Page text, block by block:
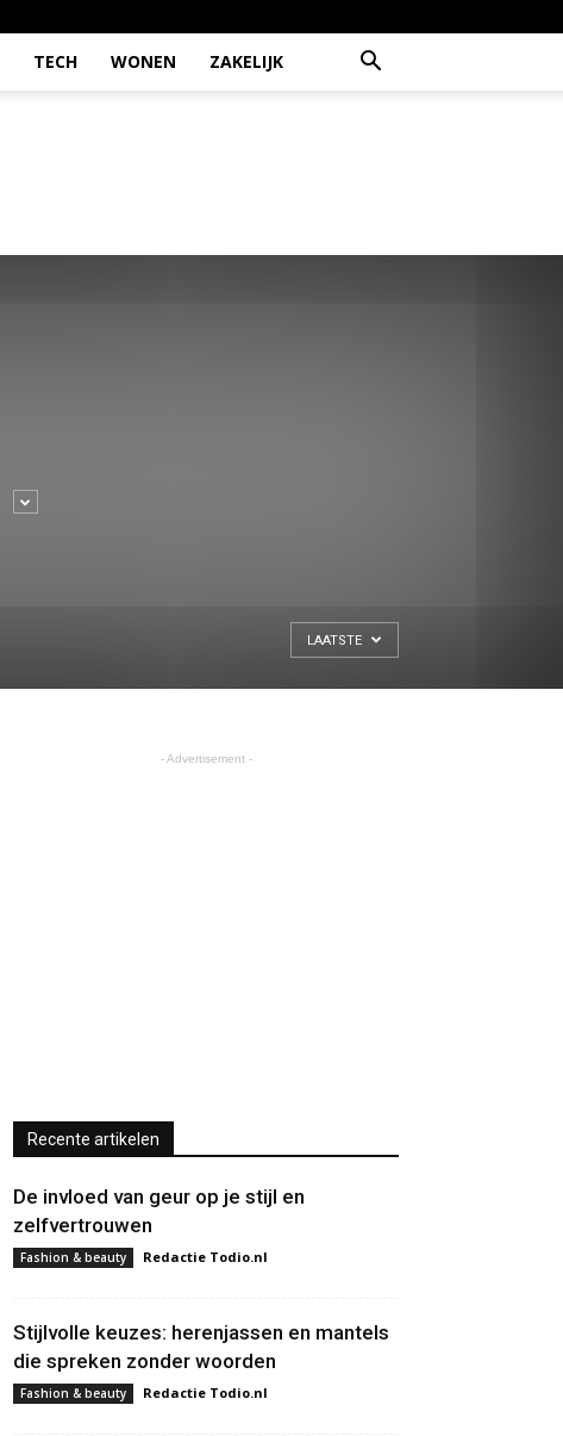
TECH WONEN ZAKELIJK
LAATSTE
- Advertisement -
Recente artikelen
De invloed van geur op je stijl en
zelfvertrouwen
Fashion & beauty Redactie Todio.nl
Stijlvolle keuzes: herenjassen en mantels
die spreken zonder woorden
Fashion & beauty Redactie Todio.nl